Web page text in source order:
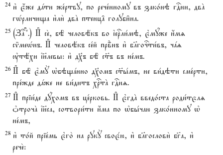
24 и3 є4же дaти же1ртву, по рече1нному въ зако1нэ гDни, двA
гHрличища и3ли2 двA птенц† голуби6на.
25 (За? #8#.) И# се2, бЁ человёкъ во їеrли1мэ, є3мyже и4мz
сmмеHнъ. И# человёкъ се1й првdнъ и3 бlгочcти1въ, чaz
ўтёхи ї}левы: и3 д¦ъ бЁ с™ъ въ не1мъ.
26 И# бЁ є3мY њбэщaнно д¦омъ с™ы1мъ, не ви1дэти сме1рти,
пре1жде дaже не ви1дитъ хrтA гDнz.
27 И# пріи1де дyхомъ въ це1рковь. И# є3гдA введо1ста роди1тєлz
nтрочA ї}са, сотвори1ти и4ма по њбы1чаю зако1нному њ
не1мъ,
28 и3 то1й пріе1мь є3го2 на рукY своє1ю, и3 бlгослови2 бг7а, и3
рече2: